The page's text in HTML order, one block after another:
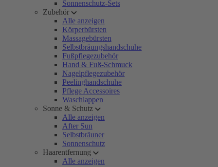
Sonnenschutz-Sets
Zubehör
Alle anzeigen
Körperbürsten
Massagebürsten
Selbstbräungshandschuhe
Fußpflegezubehör
Hand & Fuß-Schmuck
Nagelpflegezubehör
Peelinghandschuhe
Pflege Accessoires
Waschlappen
Sonne & Schutz
Alle anzeigen
After Sun
Selbstbräuner
Sonnenschutz
Haarentfernung
Alle anzeigen